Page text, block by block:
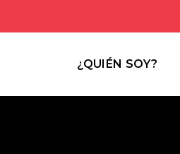
¿QUIÉN SOY?